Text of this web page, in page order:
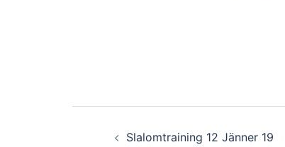
Slalomtraining 12 Jänner 19